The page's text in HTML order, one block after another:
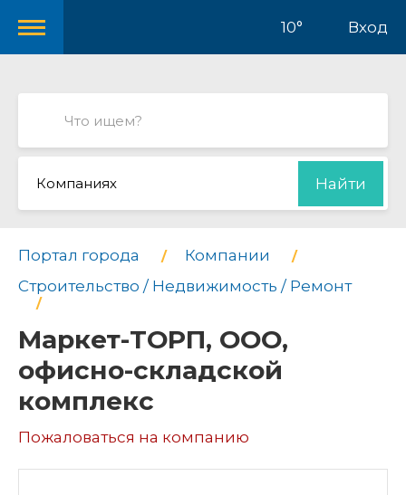
10° Вход
Компаниях Найти
Портал города
Компании
Строительство / Недвижимость / Ремонт
Маркет-ТОРП, ООО,
офисно-складской
комплекс
Пожаловаться на компанию